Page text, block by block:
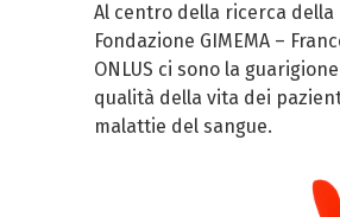
Al centro della ricerca della
Fondazione GIMEMA –
ONLUS ci sono la
qualità della vita dei
malattie del sangue.